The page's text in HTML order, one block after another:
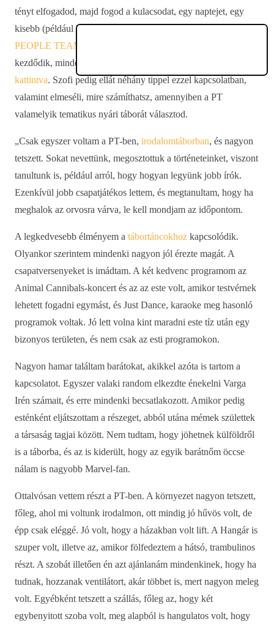
tényt elfogadod, majd fogod a kulacsodat, egy naptejet, egy
kisebb (például kézi) ventilátort, és elnyargalsz velük a
PEOPLE TEAM
kezdődik, mindenesetre már most is lehet jelentkezni
kattintva. Szofi pedig ellát néhány tippel ezzel kapcsolatban,
valamint elmeséli, mire számíthatsz, amennyiben a PT
valamelyik tematikus nyári táborát választod.
„Csak egyszer voltam a PT-ben, irodalomtáborban, és nagyon
tetszett. Sokat nevettünk, megosztottuk a történeteinket, viszont
tanultunk is, például arról, hogy hogyan legyünk jobb írók.
Ezenkívül jobb csapatjátékos lettem, és megtanultam, hogy ha
meghalok az orvosra várva, le kell mondjam az időpontom.
A legkedvesebb élményem a tábortáncokhoz kapcsolódik.
Olyankor szerintem mindenki nagyon jól érezte magát. A
csapatversenyeket is imádtam. A két kedvenc programom az
Animal Cannibals-koncert és az az este volt, amikor testvérnek
lehetett fogadni egymást, és Just Dance, karaoke meg hasonló
programok voltak. Jó lett volna kint maradni este tíz után egy
bizonyos területen, és nem csak az esti programokon.
Nagyon hamar találtam barátokat, akikkel azóta is tartom a
kapcsolatot. Egyszer valaki random elkezdte énekelni Varga
Irén számait, és erre mindenki becsatlakozott. Amikor pedig
esténként eljátszottam a részeget, abból utána mémek születtek
a társaság tagjai között. Nem tudtam, hogy jöhetnek külföldről
is a táborba, és az is kiderült, hogy az egyik barátnőm öccse
nálam is nagyobb Marvel-fan.
Ottalvósan vettem részt a PT-ben. A környezet nagyon tetszett,
főleg, ahol mi voltunk irodalmon, ott mindig jó hűvös volt, de
épp csak eléggé. Jó volt, hogy a házakban volt lift. A Hangár is
szuper volt, illetve az, amikor fölfedeztem a hátsó, trambulinos
részt. A szobát illetően én azt ajánlanám mindenkinek, hogy ha
tudnak, hozzanak ventilátort, akár többet is, mert nagyon meleg
volt. Egyébként tetszett a szállás, főleg az, hogy két
egybenyitott szoba volt, meg alapból is hangulatos volt, hogy